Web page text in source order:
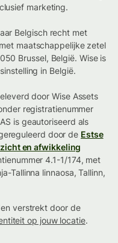
marketing.
Belgisch recht met
maatschappelijke zetel
Brussel, België. Wise is
in België.
door Wise Assets
registratienummer
is geautoriseerd als
door de Estse
en afwikkeling
4.1-1/174, met
Tallinna linnaosa, Tallinn,
verstrekt door de
op jouw locatie.